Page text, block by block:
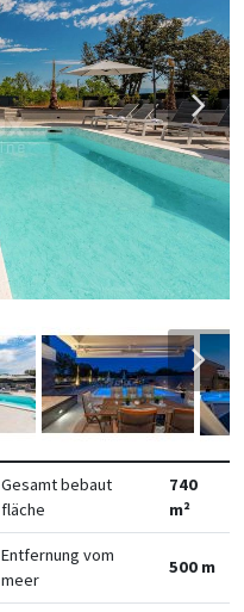
Gesamt bebaut
fläche
740
m²
Entfernung vom
meer
500 m